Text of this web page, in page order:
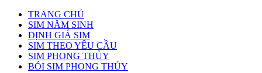
TRANG CHỦ
SIM NĂM SINH
ĐỊNH GIÁ SIM
SIM THEO YÊU CẦU
SIM PHONG THỦY
BÓI SIM PHONG THỦY